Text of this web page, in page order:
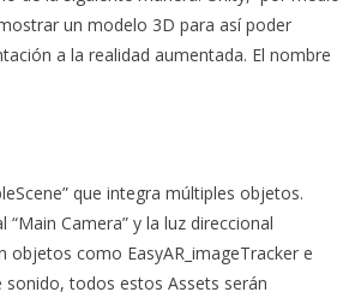
un modelo 3D para así poder
a la realidad aumentada. El nombre
que integra múltiples objetos.
Camera” y la luz direccional
objetos como EasyAR_imageTracker e
todos estos Assets serán